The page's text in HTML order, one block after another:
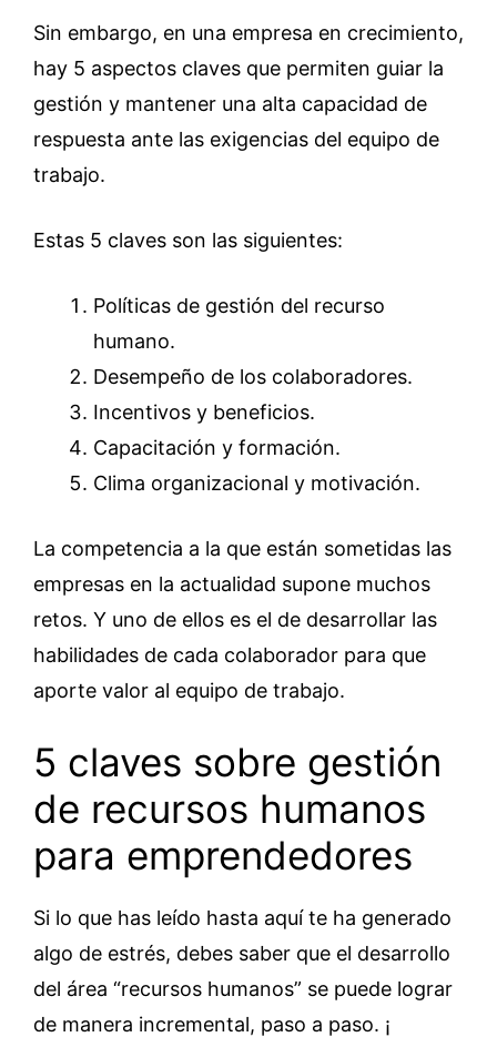
Sin embargo, en una empresa en crecimiento,
hay 5 aspectos claves que permiten guiar la
gestión y mantener una alta capacidad de
respuesta ante las exigencias del equipo de
trabajo.
Estas 5 claves son las siguientes:
Políticas de gestión del recurso
humano.
Desempeño de los colaboradores.
Incentivos y beneficios.
Capacitación y formación.
Clima organizacional y motivación.
La competencia a la que están sometidas las
empresas en la actualidad supone muchos
retos. Y uno de ellos es el de desarrollar las
habilidades de cada colaborador para que
aporte valor al equipo de trabajo.
5 claves sobre gestión
de recursos humanos
para emprendedores
Si lo que has leído hasta aquí te ha generado
algo de estrés, debes saber que el desarrollo
del área “recursos humanos” se puede lograr
de manera incremental, paso a paso. ¡